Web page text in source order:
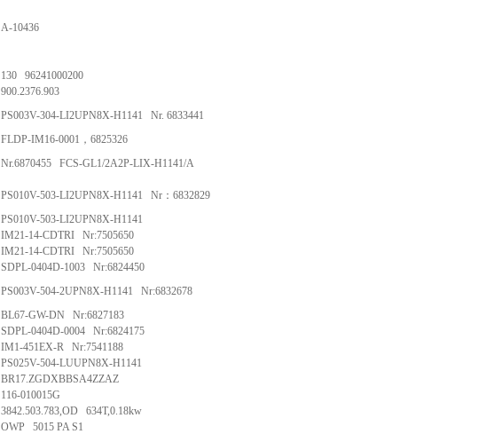
A-10436
130 96241000200
900.2376.903
PS003V-304-LI2UPN8X-H1141 Nr. 6833441
FLDP-IM16-0001，6825326
Nr.6870455 FCS-GL1/2A2P-LIX-H1141/A
PS010V-503-LI2UPN8X-H1141 Nr：6832829
PS010V-503-LI2UPN8X-H1141
IM21-14-CDTRI Nr:7505650
IM21-14-CDTRI Nr:7505650
SDPL-0404D-1003 Nr:6824450
PS003V-504-2UPN8X-H1141 Nr:6832678
BL67-GW-DN Nr:6827183
SDPL-0404D-0004 Nr:6824175
IM1-451EX-R Nr:7541188
PS025V-504-LUUPN8X-H1141
BR17.ZGDXBBSA4ZZAZ
116-010015G
3842.503.783,OD 634T,0.18kw
OWP 5015 PA S1